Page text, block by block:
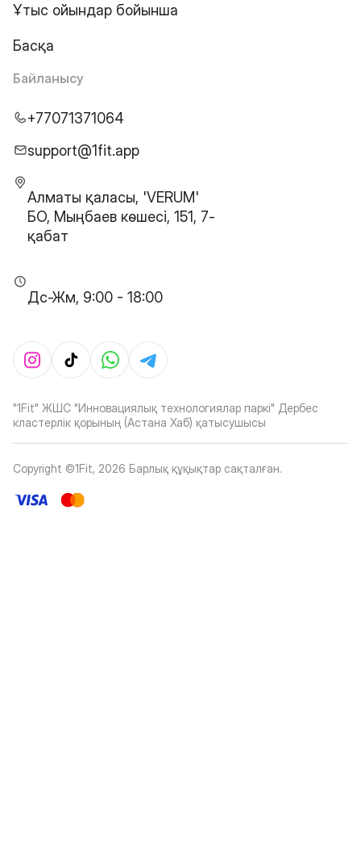
Ұтыс ойындар бойынша
Басқа
Байланысу
+77071371064
support@1fit.app
Алматы қаласы, 'VERUM'
БО, Мыңбаев көшесі, 151, 7-
қабат
Дс-Жм, 9:00 - 18:00
"1Fit" ЖШС "Инновациялық технологиялар паркі" Дербес
кластерлік қорының (Астана Хаб) қатысушысы
Copyright ©1Fit, 2026 Барлық құқықтар сақталған.